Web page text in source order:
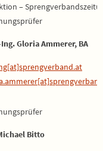
–
Gloria Ammerer, BA
Bitto